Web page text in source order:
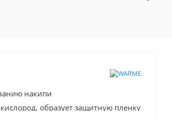
накипи
образует защитную пленку